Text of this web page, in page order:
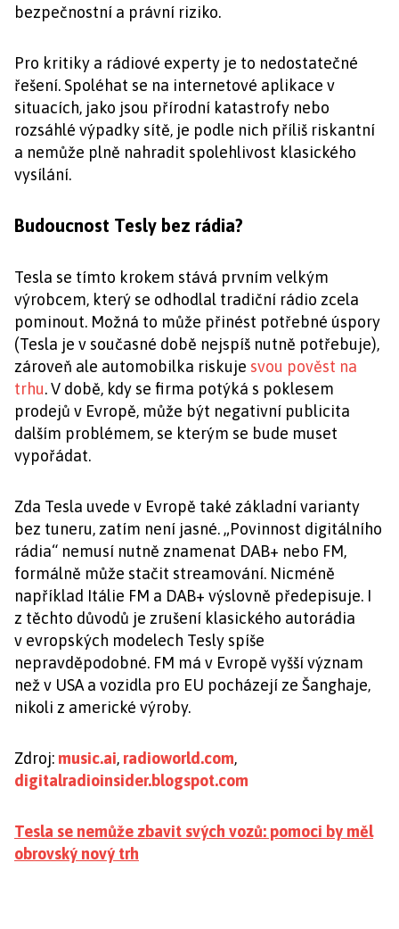
bezpečnostní a právní riziko.
Pro kritiky a rádiové experty je to nedostatečné
řešení. Spoléhat se na internetové aplikace v
situacích, jako jsou přírodní katastrofy nebo
rozsáhlé výpadky sítě, je podle nich příliš riskantní
a nemůže plně nahradit spolehlivost klasického
vysílání.
Budoucnost Tesly bez rádia?
Tesla se tímto krokem stává prvním velkým
výrobcem, který se odhodlal tradiční rádio zcela
pominout. Možná to může přinést potřebné úspory
(Tesla je v současné době nejspíš nutně potřebuje),
zároveň ale automobilka riskuje svou pověst na
trhu. V době, kdy se firma potýká s poklesem
prodejů v Evropě, může být negativní publicita
dalším problémem, se kterým se bude muset
vypořádat.
Zda Tesla uvede v Evropě také základní varianty
bez tuneru, zatím není jasné. „Povinnost digitálního
rádia“ nemusí nutně znamenat DAB+ nebo FM,
formálně může stačit streamování. Nicméně
například Itálie FM a DAB+ výslovně předepisuje. I
z těchto důvodů je zrušení klasického autorádia
v evropských modelech Tesly spíše
nepravděpodobné. FM má v Evropě vyšší význam
než v USA a vozidla pro EU pocházejí ze Šanghaje,
nikoli z americké výroby.
Zdroj: music.ai, radioworld.com,
digitalradioinsider.blogspot.com
Tesla se nemůže zbavit svých vozů: pomoci by měl
obrovský nový trh